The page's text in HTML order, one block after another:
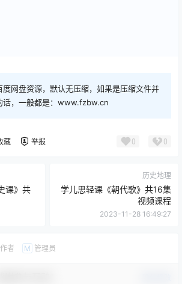
网盘资源，默认无压缩，如果是压缩文件并
话，一般都是：www.fzbw.cn
藏 举报 0 0
课》共
历史地理
学儿思轻课《朝代歌》共16集
视频课程
2023-11-28 16:49:27
者 M 管理员